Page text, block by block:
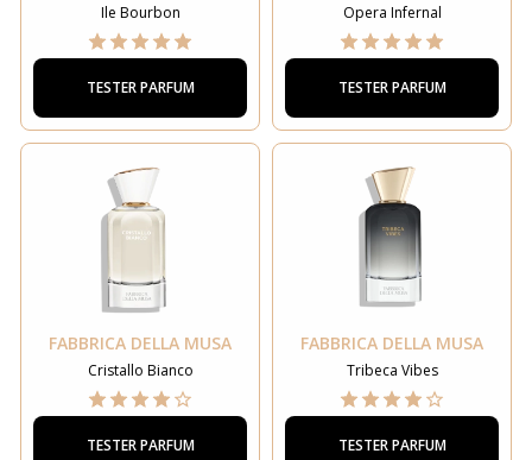
Ile Bourbon
TESTER PARFUM
Opera Infernal
TESTER PARFUM
FABBRICA DELLA MUSA
Cristallo Bianco
TESTER PARFUM
FABBRICA DELLA MUSA
Tribeca Vibes
TESTER PARFUM